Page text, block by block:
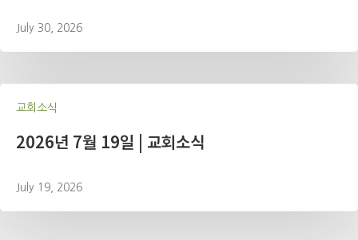
July 30, 2026
교회소식
2026년 7월 19일 | 교회소식
July 19, 2026